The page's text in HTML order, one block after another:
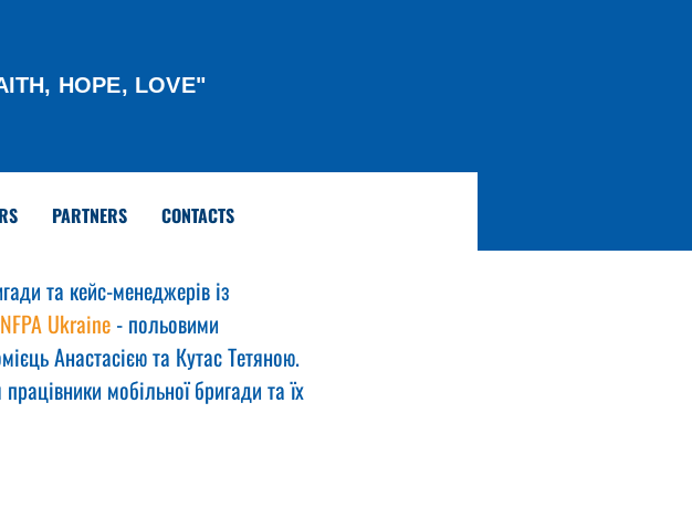
HOPE, LOVE"
PARTNERS CONTACTS
та кейс-менеджерів із
Ukraine - польовими
Анастасією та Кутас Тетяною.
мобільної бригади та їх